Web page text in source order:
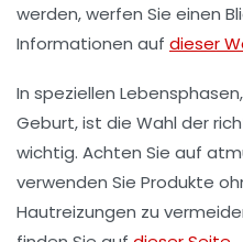
werden, werfen Sie einen
Informationen auf dieser
In speziellen
Geburt, ist die Wahl der
wichtig. Achten Sie auf
verwenden Sie Produkte
Hautreizungen zu